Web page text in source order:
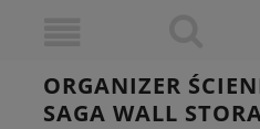
ORGANIZER
SAGA WALL